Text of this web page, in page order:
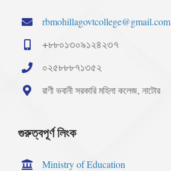
rbmohillagovtcollege@gmail.com
+৮৮০১৩০৯১২৪২৩৭
০২৫৮৮৮৭১৩৫২
রাণী ভবানী সরকারি মহিলা কলেজ, নাটোর
গুরুত্বপূর্ণ লিংক
Ministry of Education